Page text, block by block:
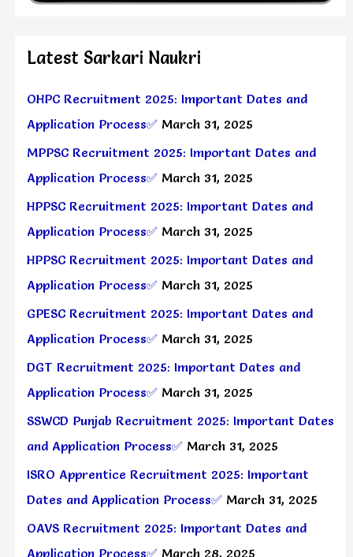
Latest Sarkari Naukri
OHPC Recruitment 2025: Important Dates and
Application Process✅ March 31, 2025
MPPSC Recruitment 2025: Important Dates and
Application Process✅ March 31, 2025
HPPSC Recruitment 2025: Important Dates and
Application Process✅ March 31, 2025
HPPSC Recruitment 2025: Important Dates and
Application Process✅ March 31, 2025
GPESC Recruitment 2025: Important Dates and
Application Process✅ March 31, 2025
DGT Recruitment 2025: Important Dates and
Application Process✅ March 31, 2025
SSWCD Punjab Recruitment 2025: Important Dates
and Application Process✅ March 31, 2025
ISRO Apprentice Recruitment 2025: Important
Dates and Application Process✅ March 31, 2025
OAVS Recruitment 2025: Important Dates and
Application Process✅ March 28, 2025